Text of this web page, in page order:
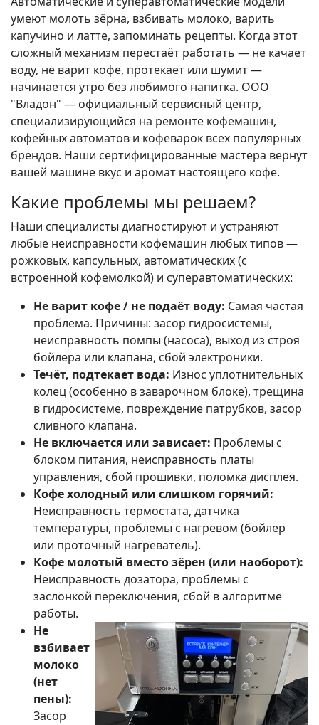
умеют молоть зёрна, взбивать молоко, варить
капучино и латте, запоминать рецепты. Когда этот
сложный механизм перестаёт работать — не качает
воду, не варит кофе, протекает или шумит —
начинается утро без любимого напитка. ООО
"Владон" — официальный сервисный центр,
специализирующийся на ремонте кофемашин,
кофейных автоматов и кофеварок всех популярных
брендов. Наши сертифицированные мастера вернут
вашей машине вкус и аромат настоящего кофе.
Какие проблемы мы решаем?
Наши специалисты диагностируют и устраняют
любые неисправности кофемашин любых типов —
рожковых, капсульных, автоматических (с
встроенной кофемолкой) и суперавтоматических:
Не варит кофе / не подаёт воду: Самая частая
проблема. Причины: засор гидросистемы,
неисправность помпы (насоса), выход из строя
бойлера или клапана, сбой электроники.
Течёт, подтекает вода: Износ уплотнительных
колец (особенно в заварочном блоке), трещина
в гидросистеме, повреждение патрубков, засор
сливного клапана.
Не включается или зависает: Проблемы с
блоком питания, неисправность платы
управления, сбой прошивки, поломка дисплея.
Кофе холодный или слишком горячий:
Неисправность термостата, датчика
температуры, проблемы с нагревом (бойлер
или проточный нагреватель).
Кофе молотый вместо зёрен (или наоборот):
Неисправность дозатора, проблемы с
заслонкой переключения, сбой в алгоритме
работы.
Не
взбивает
молоко
(нет
пены):
Засор